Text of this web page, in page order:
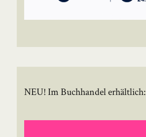
NEU! Im Buchhandel erhältlich: